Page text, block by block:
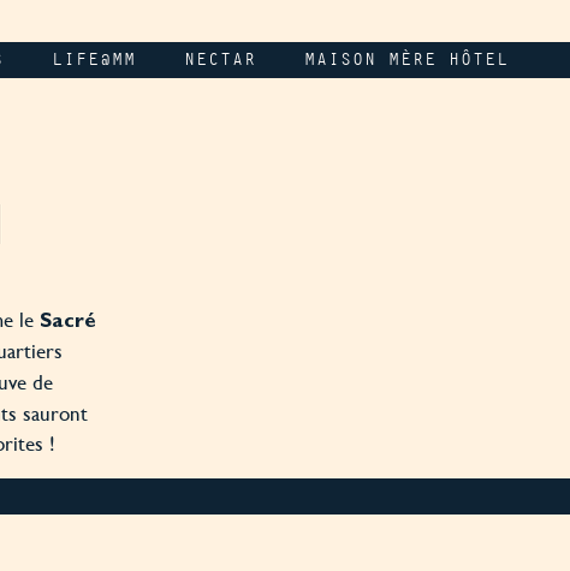
LIFE@MM NECTAR MAISON MÈRE HÔTEL
le Sacré
de
sauront
!